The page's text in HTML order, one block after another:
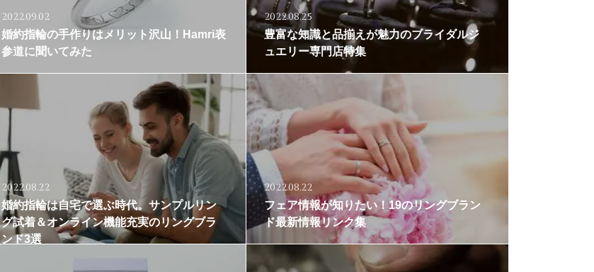
2022.09.02
婚約指輪の手作りはメリット沢山！Hamri表
参道に聞いてみた
2022.08.25
豊富な知識と品揃えが魅力のブライダルジ
ュエリー専門店特集
2022.08.22
婚約指輪は自宅で選ぶ時代。サンプルリン
グ試着＆オンライン機能充実のリングブラ
ンド3選
2022.08.22
フェア情報が知りたい！19のリングブラン
ド最新情報リンク集